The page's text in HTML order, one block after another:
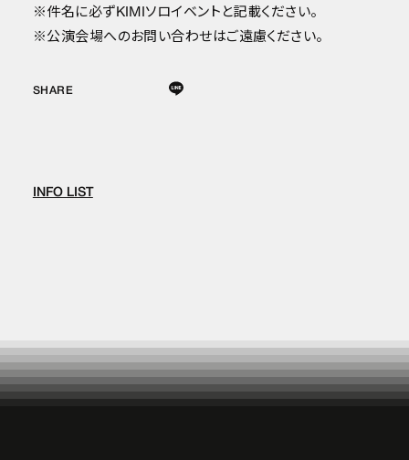
※件名に必ずKIMIソロイベントと記載ください。
※公演会場へのお問い合わせはご遠慮ください。
SHARE
INFO LIST